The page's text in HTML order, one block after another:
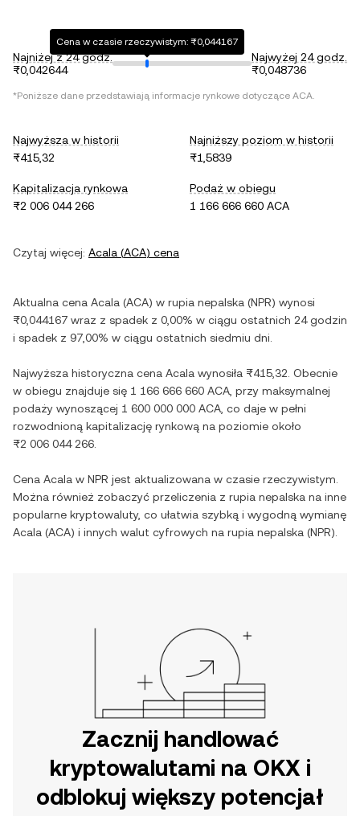
Najniżej z 24 godz.
₨0,042644
Cena w czasie rzeczywistym: ₨0,044167
Najwyżej 24 godz.
₨0,048736
*Poniższe dane przedstawiają informacje rynkowe dotyczące ACA.
Najwyższa w historii
₨415,32
Najniższy poziom w historii
₨1,5839
Kapitalizacja rynkowa
₨2 006 044 266
Podaż w obiegu
1 166 666 660 ACA
Czytaj więcej: Acala (ACA) cena
Aktualna cena Acala (ACA) w rupia nepalska (NPR) wynosi
₨0,044167 wraz z spadek z 0,00% w ciągu ostatnich 24 godzin
i spadek z 97,00% w ciągu ostatnich siedmiu dni.
Najwyższa historyczna cena Acala wynosiła ₨415,32 . Obecnie
w obiegu znajduje się 1 166 666 660 ACA , przy maksymalnej
podaży wynoszącej 1 600 000 000 ACA , co daje w pełni
rozwodnioną kapitalizację rynkową na poziomie około
₨2 006 044 266
Cena Acala w NPR jest aktualizowana w czasie rzeczywistym.
Można również zobaczyć przeliczenia z rupia nepalska na inne
popularne kryptowaluty, co ułatwia szybką i wygodną wymianę
Acala (ACA) i innych walut cyfrowych na rupia nepalska (NPR).
Zacznij handlować
kryptowalutami na OKX i
odblokuj większy potencjał